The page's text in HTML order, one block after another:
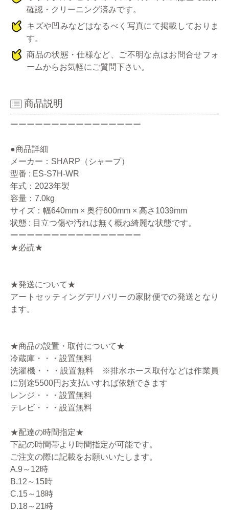
確認・クリーニング済みです。
キズや凹みなどはなるべく写真にて掲載しておりま
す。
商品の状態・仕様など、ご不明な点はお問合せフォ
ームからお気軽にご質問下さい。
商品説明
ーーーーーーーーーーーーーーーー
●商品詳細
メーカー：SHARP（シャープ）
型番 : ES-S7H-WR
年式：2023年製
容量：7.0kg
サイズ：幅640mm × 奥行600mm × 高さ1039mm
状態 : 目立つ傷や汚れは無く概ね綺麗な状態です。
ーーーーーーーーーーーーーーーー
★必読★
★発送について★
アートセッティングデリバリーの家財便での発送となり
ます。
★商品の設置・取付について★
冷蔵庫・・・設置無料
洗濯機・・・設置無料 ※排水ホース取付などは作業員
に別途5500円お支払いすれば依頼できます
レンジ・・・設置無料
テレビ・・・設置無料
★配達の時間指定★
下記の時間帯より時間指定が可能です。
ご注文の際に記載をお願いいたします。
A.9～12時
B.12～15時
C.15～18時
D.18～21時